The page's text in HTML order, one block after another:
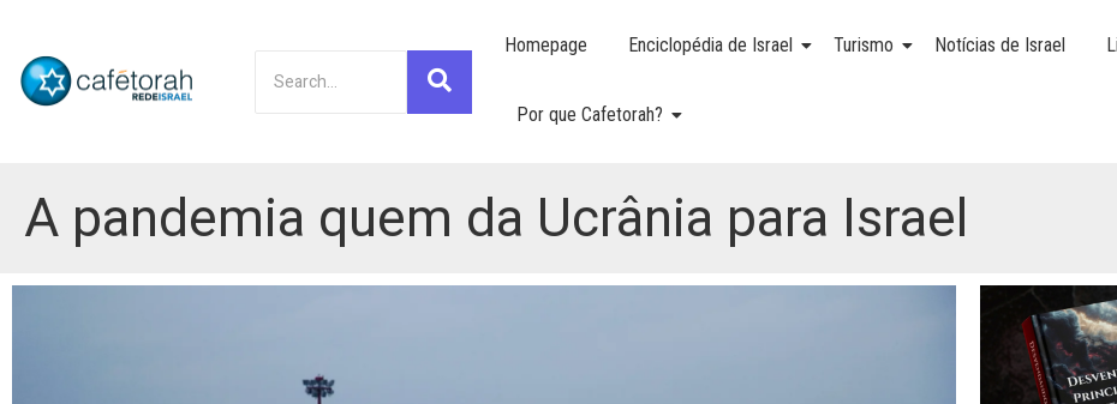
Homepage Enciclopédia de Israel Turismo Notícias de Israel
Por que Cafetorah?
A pandemia quem da Ucrânia para Israel